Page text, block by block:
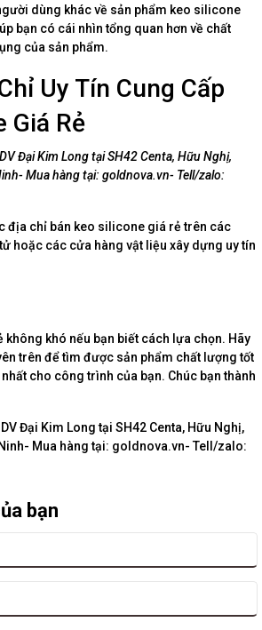
dùng khác về sản phẩm keo silicone
bạn có cái nhìn tổng quan hơn về chất
của sản phẩm.
Uy Tín Cung Cấp
Giá Rẻ
Đại Kim Long tại SH42 Centa, Hữu Nghị,
Mua hàng tại: goldnova.vn- Tell/zalo:
địa chỉ bán keo silicone giá rẻ trên các
hoặc các cửa hàng vật liệu xây dựng uy tín
khó nếu bạn biết cách lựa chọn. Hãy
trên để tìm được sản phẩm chất lượng tốt
cho công trình của bạn. Chúc bạn thành
Đại Kim Long tại SH42 Centa, Hữu Nghị,
Ninh- Mua hàng tại: goldnova.vn- Tell/zalo:
bạn